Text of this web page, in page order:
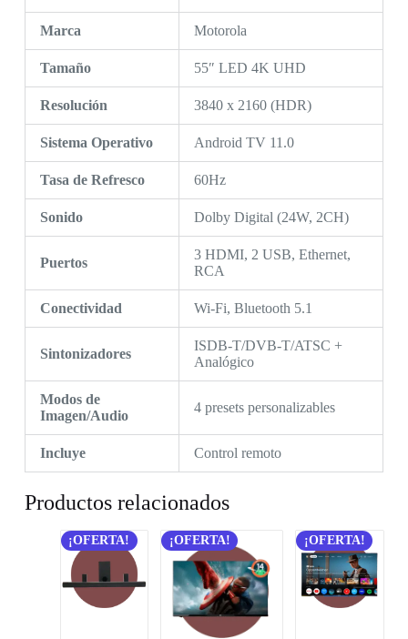
Marca Motorola
Tamaño 55″ LED 4K UHD
Resolución 3840 x 2160 (HDR)
Sistema Operativo Android TV 11.0
Tasa de Refresco 60Hz
Sonido Dolby Digital (24W, 2CH)
Puertos
3 HDMI, 2 USB, Ethernet,
RCA
Conectividad Wi-Fi, Bluetooth 5.1
Sintonizadores
ISDB-T/DVB-T/ATSC +
Analógico
Modos de
Imagen/Audio
4 presets personalizables
Incluye Control remoto
Productos relacionados
¡OFERTA! ¡OFERTA! ¡OFERTA!